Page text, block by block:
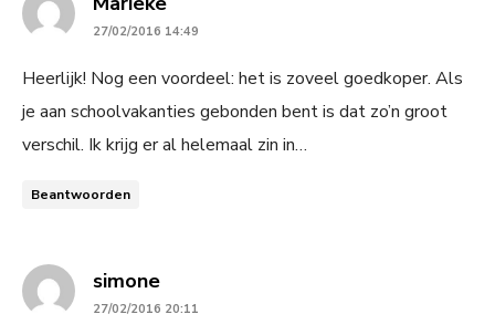
27/02/2016 14:49
Heerlijk! Nog een voordeel: het is zoveel goedkoper. Als
je aan schoolvakanties gebonden bent is dat zo’n groot
verschil. Ik krijg er al helemaal zin in…
Beantwoorden
simonesays:
27/02/2016 20:11